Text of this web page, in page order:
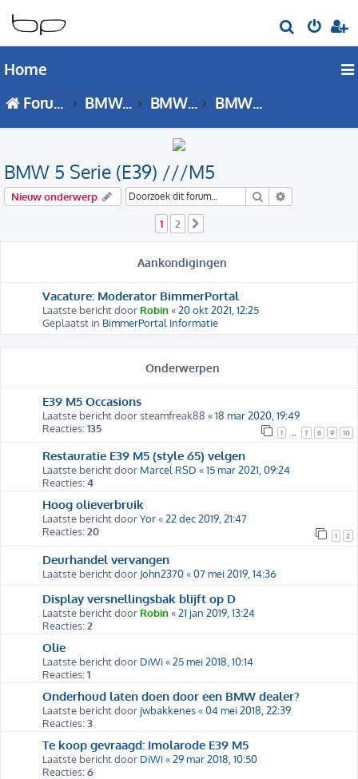
o
Home
Forumoverzicht
BMW 5 Serie BMW 5 Serie - E39 forum BMW 5 Serie (E39) ///M5
BMW 5 Serie (E39) ///M5
Nieuw onderwerp Zoek
1 2
Aankondigingen
Vacature: Moderator BimmerPortal
Laatste bericht door Robin«20 okt 2021, 12:25
Geplaatst in BimmerPortal Informatie
Onderwerpen
E39 M5 Occasions
Laatste bericht doorsteamfreak88 «18 mar 2020, 19:49
Reacties:135 1 7 8 9 10
Restauratie E39 M5 (style 65) velgen
Laatste bericht door Marcel RSD «15 mar 2021, 09:24
Reacties:4
Hoog olieverbruik
Laatste bericht doorYor«22 dec 2019, 21:47
Reacties:20 1 2
Deurhandel vervangen
Laatste bericht door John2370«07 mei 2019, 14:36
Display versnellingsbak blijft op D
Laatste bericht door Robin«21 jan 2019, 13:24
Reacties:2
Olie
Laatste bericht door DiWi«25 mei 2018, 10:14
Reacties:1
Onderhoud laten doen door een BMW dealer?
Laatste bericht door jwbakkenes«04 mei 2018, 22:39
Reacties:3
Te koop gevraagd: Imolarode E39 M5
Laatste bericht door DiWi«29 mar 2018, 10:50
Reacties:6